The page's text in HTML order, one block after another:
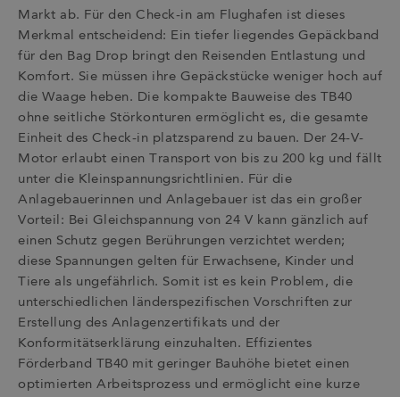
Markt ab. Für den Check-in am Flughafen ist dieses
Merkmal entscheidend: Ein tiefer liegendes Gepäckband
für den Bag Drop bringt den Reisenden Entlastung und
Komfort. Sie müssen ihre Gepäckstücke weniger hoch auf
die Waage heben. Die kompakte Bauweise des TB40
ohne seitliche Störkonturen ermöglicht es, die gesamte
Einheit des Check-in platzsparend zu bauen. Der 24-V-
Motor erlaubt einen Transport von bis zu 200 kg und fällt
unter die Kleinspannungsrichtlinien. Für die
Anlagebauerinnen und Anlagebauer ist das ein großer
Vorteil: Bei Gleichspannung von 24 V kann gänzlich auf
einen Schutz gegen Berührungen verzichtet werden;
diese Spannungen gelten für Erwachsene, Kinder und
Tiere als ungefährlich. Somit ist es kein Problem, die
unterschiedlichen länderspezifischen Vorschriften zur
Erstellung des Anlagenzertifikats und der
Konformitätserklärung einzuhalten. Effizientes
Förderband TB40 mit geringer Bauhöhe bietet einen
optimierten Arbeitsprozess und ermöglicht eine kurze